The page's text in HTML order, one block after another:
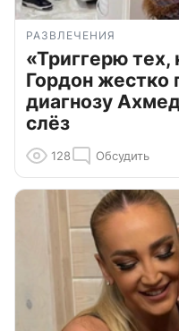
РАЗВЛЕЧЕНИЯ
«Триггерю тех,
Гордон жестко
диагнозу
слёз
128 Обсудить